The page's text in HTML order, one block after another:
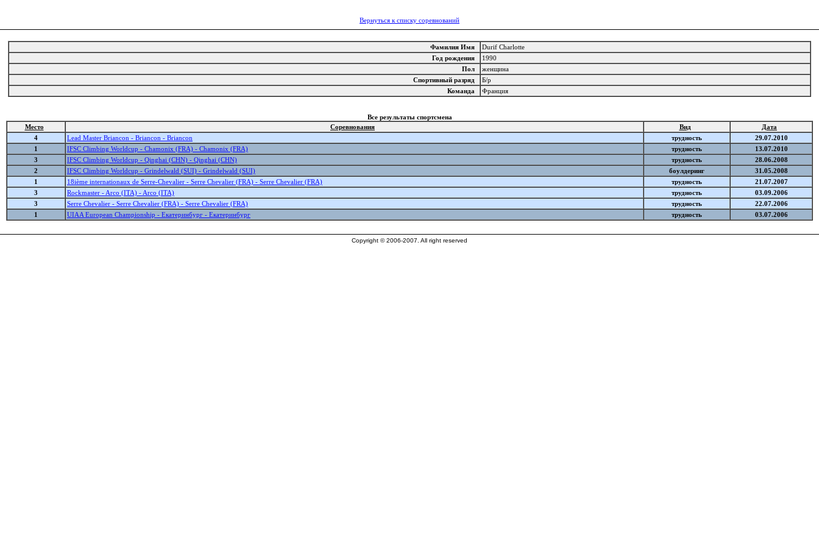
Вернуться к списку соревнований
Фамилия Имя
Durif Charlotte
Год рождения
1990
Пол
женщина
Спортивный разряд
Б/р
Команда
Франция
Все результаты спортсмена
Место
Соревнования Вид
Дата
4
Lead Master Briancon - Briancon - Briancon трудность
29.07.2010
1
IFSC Climbing Worldcup - Chamonix (FRA) - Chamonix (FRA) трудность
13.07.2010
3
IFSC Climbing Worldcup - Qinghai (CHN) - Qinghai (CHN) трудность
28.06.2008
2
IFSC Climbing Worldcup - Grindelwald (SUI) - Grindelwald (SUI) боулдеринг
31.05.2008
1
18ième internationaux de Serre-Chevalier - Serre Chevalier (FRA) - Serre Chevalier (FRA) трудность
21.07.2007
3
Rockmaster - Arco (ITA) - Arco (ITA) трудность
03.09.2006
3
Serre Chevalier - Serre Chevalier (FRA) - Serre Chevalier (FRA) трудность
22.07.2006
1
UIAA European Championship - Екатеринбург - Екатеринбург трудность 03.07.2006
Copyright © 2006-2007. All right reserved